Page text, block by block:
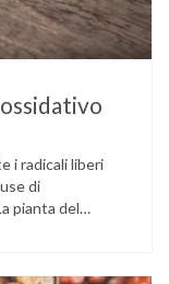
i radicali liberi
di
pianta del
ma …